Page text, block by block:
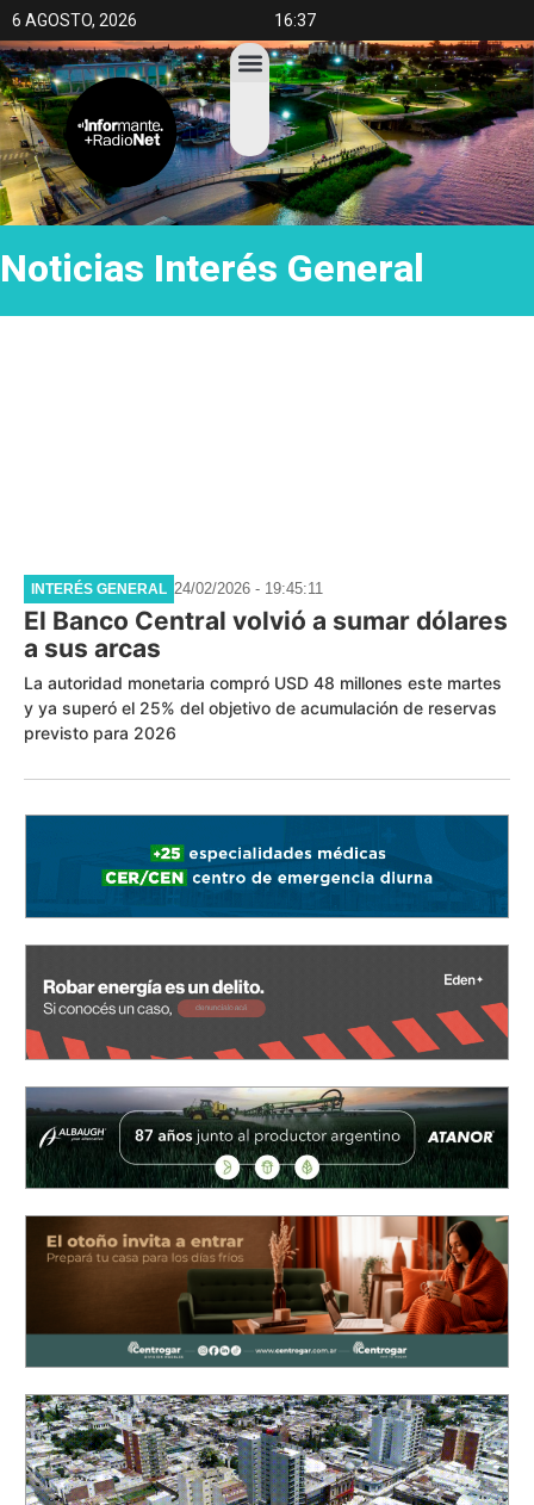
6 AGOSTO, 2026 16:37
Noticias Interés General
INTERÉS GENERAL 24/02/2026 - 19:45:11
El Banco Central volvió a sumar dólares
a sus arcas
La autoridad monetaria compró USD 48 millones este martes
y ya superó el 25% del objetivo de acumulación de reservas
previsto para 2026